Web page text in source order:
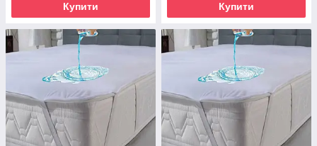
Купити Купити